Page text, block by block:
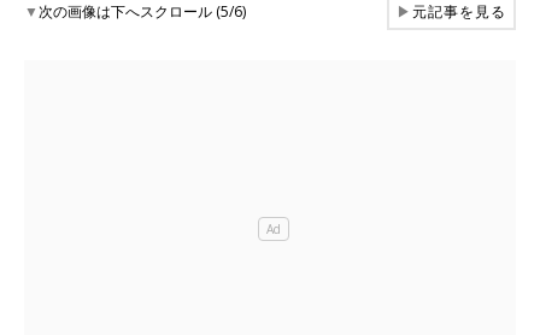
▼次の画像は下へスクロール (5/6) ▶元記事を見る